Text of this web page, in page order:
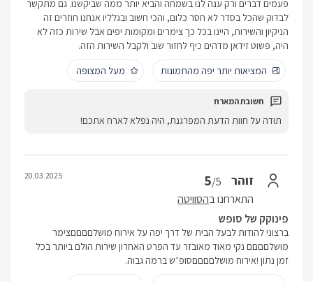
פעמים דברים ורק ענה לנו בשמחה והביא יותר ממה שביקשנו. גם מתקשר
לבדוק שהכל בסדר לא חסר כלום, והכי חשוב ובגלליו אנחנו חוזרים זה
הניקיון והשירות, היינו בכל כך צימרים ומקומות יפים אבל שירות כזה לא
היה, פשוט זידאן מדהים כיף לחזור שוב ולקבל השירות הזה.
המציאות יותר יפה מהתמונות
מעל המצופה
תודה על חוות הדעת המפרגנת, היה נפלא לארח אתכם!
זוהר 5/5
התארחנו בהסוויטה
20.03.2025
פינוקק של סופש
ברצוני להודות לבעל הבית של דרך יפה על אירוח מושלםםםםצימר
מושלםםםם נקי מאוד מאובזר עד הפרט האחרון שירות הולם ביותר בכל
זמן נתון !אירוח מושלםםםםסופ״ש ברמה גבוה.